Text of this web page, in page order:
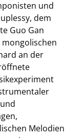
und
dem
Guo Gan
an der
Melodien